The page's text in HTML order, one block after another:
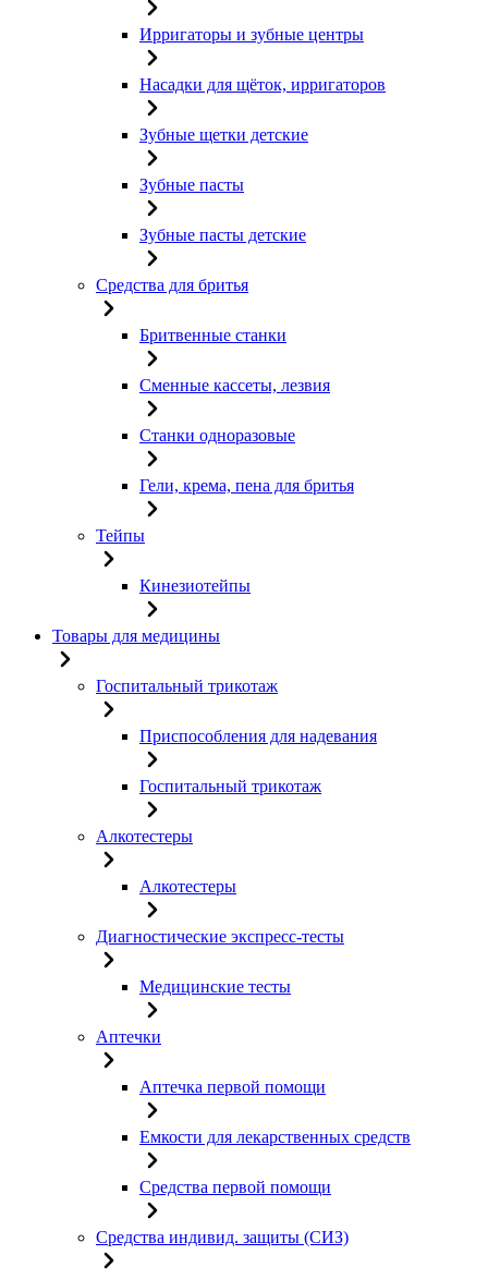
Ирригаторы и зубные центры
Насадки для щёток, ирригаторов
Зубные щетки детские
Зубные пасты
Зубные пасты детские
Средства для бритья
Бритвенные станки
Сменные кассеты, лезвия
Станки одноразовые
Гели, крема, пена для бритья
Тейпы
Кинезиотейпы
Товары для медицины
Госпитальный трикотаж
Приспособления для надевания
Госпитальный трикотаж
Алкотестеры
Алкотестеры
Диагностические экспресс-тесты
Медицинские тесты
Аптечки
Аптечка первой помощи
Емкости для лекарственных средств
Средства первой помощи
Средства индивид. защиты (СИЗ)